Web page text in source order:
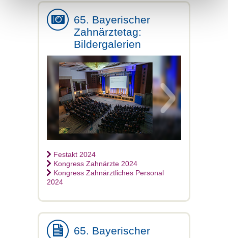
65. Bayerischer
Zahnärztetag:
Bildergalerien
Festakt 2024
Kongress Zahnärzte 2024
Kongress Zahnärztliches Personal
2024
65. Bayerischer